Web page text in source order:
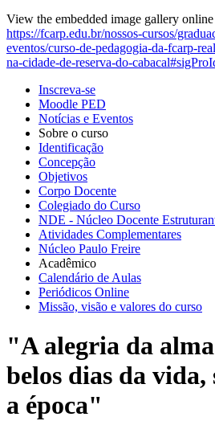
View the embedded image gallery online
https://fcarp.edu.br/nossos-cursos/
eventos/curso-de-pedagogia-da-fcarp-
na-cidade-de-reserva-do-
Inscreva-se
Moodle PED
Notícias e Eventos
Sobre o curso
Identificação
Concepção
Objetivos
Corpo Docente
Colegiado do Curso
NDE - Núcleo Docente
Atividades Complementares
Núcleo Paulo Freire
Acadêmico
Calendário de Aulas
Periódicos Online
Missão, visão e valores do curso
"A alegria da
belos dias da
a época"